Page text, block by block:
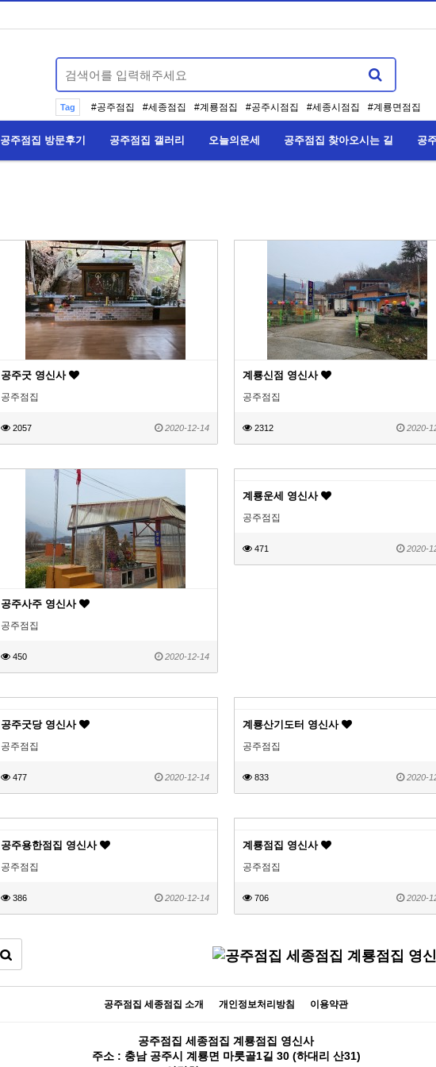
Tag #공주점집 #세종점집 #계룡점집 #공주시점집 #세종시점집 #계룡면점집
공주점집 방문후기 공주점집 갤러리 오늘의운세 공주점집 찾아오시는 길 공
공주굿 영신사
공주점집
2057 2020-12-14
계룡신점 영신사
공주점집
2312 2020-
공주사주 영신사
공주점집
450 2020-12-14
계룡운세 영신사
공주점집
471 2020-
공주굿당 영신사
공주점집
477 2020-12-14
계룡산기도터 영신사
공주점집
833 2020-
공주용한점집 영신사
공주점집
386 2020-12-14
계룡점집 영신사
공주점집
706 2020-
공주점집 세종점집 소개 개인정보처리방침 이용약관
공주점집 세종점집 계룡점집 영신사
주소 : 충남 공주시 계룡면 마룻골1길 30 (하대리 산31)